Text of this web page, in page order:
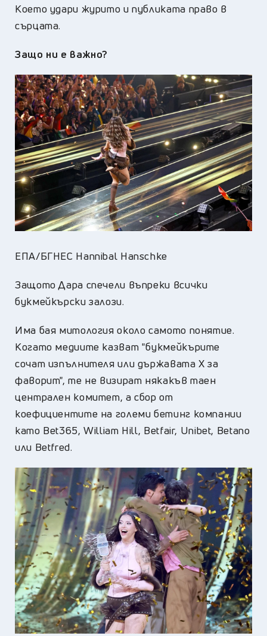
Което удари журито и публиката право в
сърцата.
Защо ни е важно?
ЕПА/БГНЕС Hannibal Hanschke
Защото Дара спечели въпреки всички
букмейкърски залози.
Има бая митология около самото понятие.
Когато медиите казват "букмейкърите
сочат изпълнителя или държавата Х за
фаворит", те не визират някакъв таен
централен комитет, а сбор от
коефициентите на големи бетинг компании
като Bet365, William Hill, Betfair, Unibet, Betano
или Betfred.